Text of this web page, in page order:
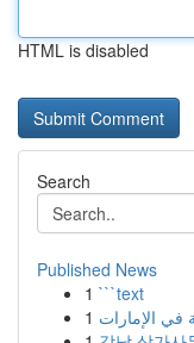
HTML is disabled
Search
Published News
1 ```text
1 في الإمارات